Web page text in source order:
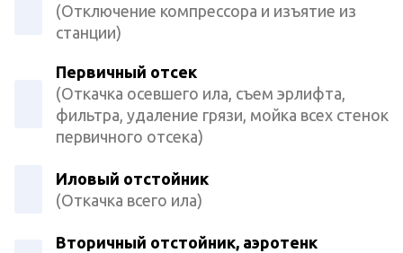
(Отключение компрессора и изъятие из
станции)
Первичный отсек
(Откачка осевшего ила, съем эрлифта,
фильтра, удаление грязи, мойка всех стенок
первичного отсека)
Иловый отстойник
(Откачка всего ила)
Вторичный отстойник, аэротенк